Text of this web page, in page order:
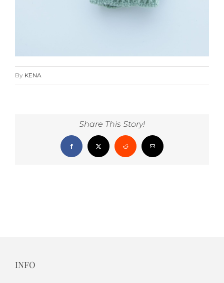
By KENA
Share This Story!
Facebook
X RedditEmail
INFO